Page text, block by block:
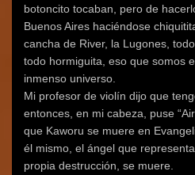
botoncito tocaban, pero de
Buenos Aires haciéndose
cancha de River, la Lugones,
todo hormiguita, eso que somos
inmenso universo.
Mi profesor de violín dijo que
entonces, en mi cabeza, puse
que Kaworu se muere en
él mismo, el ángel que
propia destrucción, se muere.